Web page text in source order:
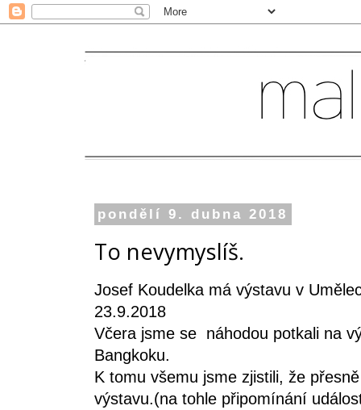
pondělí 9. dubna 2018
To nevymyslíš.
Josef Koudelka má výstavu v
23.9.2018
Včera jsme se náhodou potkali na
Bangkoku.
K tomu všemu jsme zjistili, že
výstavu.(na tohle připomínání